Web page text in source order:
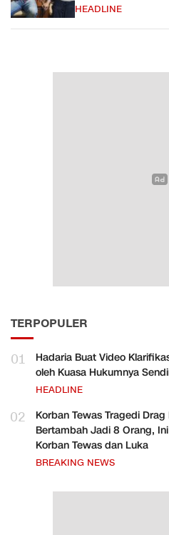
HEADLINE
TERPOPULER
01
Hadaria Buat Video
oleh Kuasa Hukumnya
HEADLINE
02
Korban Tewas Tragedi
Bertambah Jadi 8 Orang,
Korban Tewas dan Luka
BREAKING NEWS